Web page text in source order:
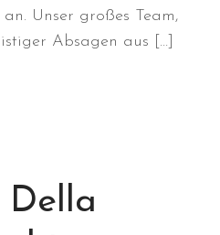
September 2021
Dezember 2020
Unser großes Team,
Absagen aus […]
Della